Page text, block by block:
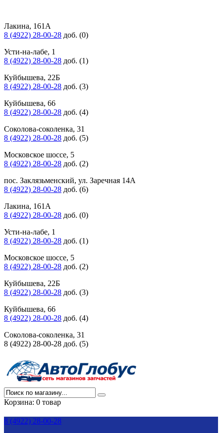
Лакина, 161А
8 (4922) 28-00-28 доб. (0)
Усти-на-лабе, 1
8 (4922) 28-00-28 доб. (1)
Куйбышева, 22Б
8 (4922) 28-00-28 доб. (3)
Куйбышева, 66
8 (4922) 28-00-28 доб. (4)
Соколова-соколенка, 31
8 (4922) 28-00-28 доб. (5)
Московское шоссе, 5
8 (4922) 28-00-28 доб. (2)
пос. Заклязьменский, ул. Заречная 14А
8 (4922) 28-00-28 доб. (6)
Лакина, 161А
8 (4922) 28-00-28 доб. (0)
Усти-на-лабе, 1
8 (4922) 28-00-28 доб. (1)
Московское шоссе, 5
8 (4922) 28-00-28 доб. (2)
Куйбышева, 22Б
8 (4922) 28-00-28 доб. (3)
Куйбышева, 66
8 (4922) 28-00-28 доб. (4)
Соколова-соколенка, 31
8 (4922) 28-00-28 доб. (5)
Корзина: 0 товар
8 (4922) 28-00-28